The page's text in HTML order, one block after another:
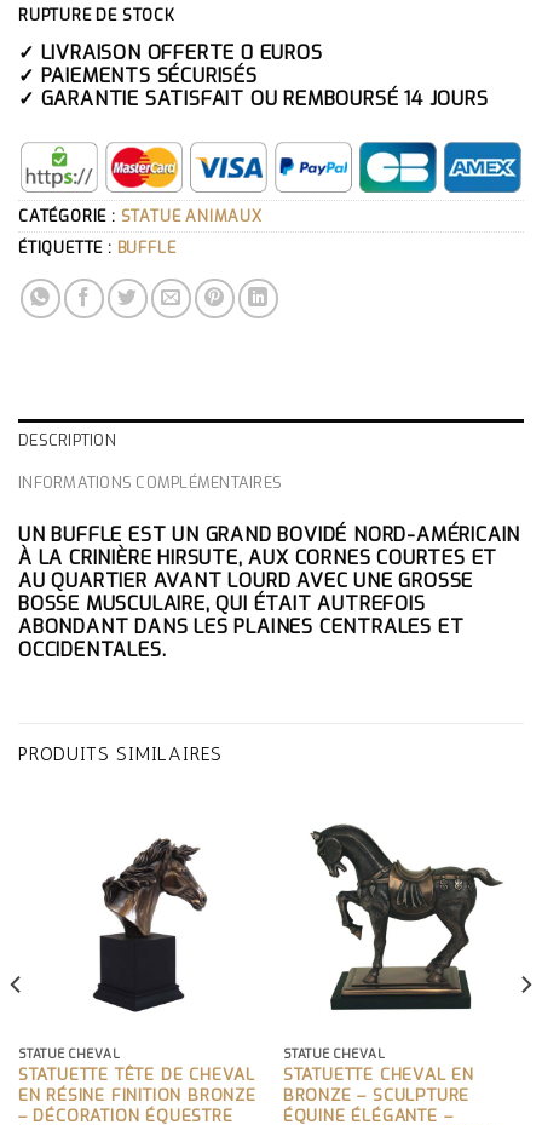
162.28€.
RUPTURE DE STOCK
✓ LIVRAISON OFFERTE 0 EUROS
✓ PAIEMENTS SÉCURISÉS
✓ GARANTIE SATISFAIT OU REMBOURSÉ 14 JOURS
CATÉGORIE : STATUE ANIMAUX
ÉTIQUETTE : BUFFLE
DESCRIPTION
INFORMATIONS COMPLÉMENTAIRES
UN BUFFLE EST UN GRAND BOVIDÉ NORD-AMÉRICAIN
À LA CRINIÈRE HIRSUTE, AUX CORNES COURTES ET
AU QUARTIER AVANT LOURD AVEC UNE GROSSE
BOSSE MUSCULAIRE, QUI ÉTAIT AUTREFOIS
ABONDANT DANS LES PLAINES CENTRALES ET
OCCIDENTALES.
PRODUITS SIMILAIRES
STATUE CHEVAL
STATUETTE TÊTE DE CHEVAL
EN RÉSINE FINITION BRONZE
– DÉCORATION ÉQUESTRE
STATUE CHEVAL
STATUETTE CHEVAL EN
BRONZE – SCULPTURE
ÉQUINE ÉLÉGANTE –